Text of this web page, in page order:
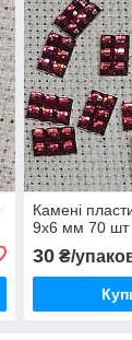
Камені
9х6 мм 70 шт
30₴/